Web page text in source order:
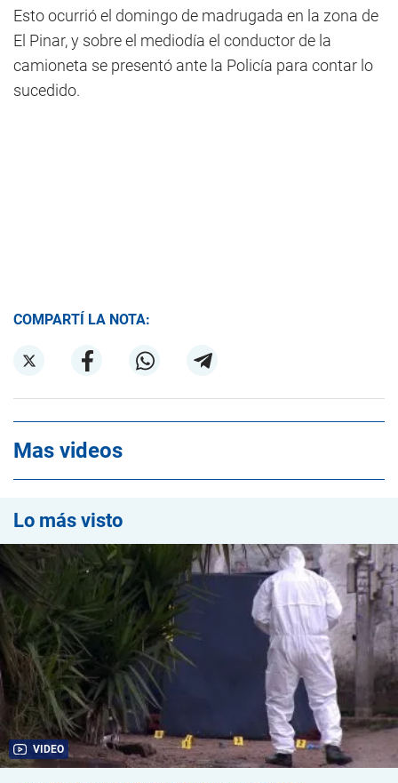
Esto ocurrió el domingo de madrugada en la zona de
El Pinar, y sobre el mediodía el conductor de la
camioneta se presentó ante la Policía para contar lo
sucedido.
COMPARTÍ LA NOTA:
Mas videos
Lo más visto
VIDEO